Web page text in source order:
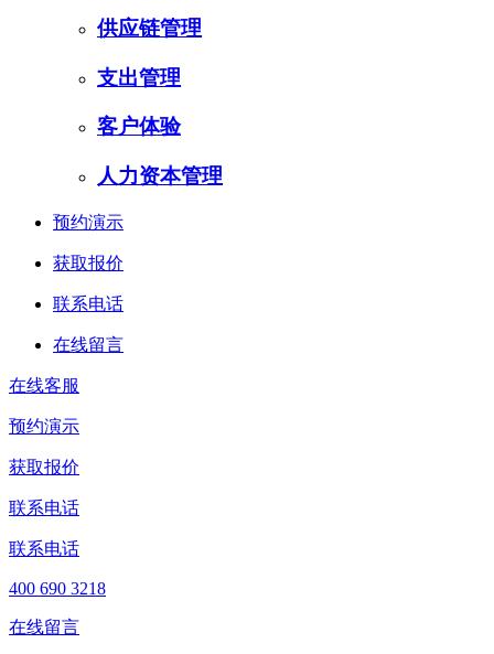
供应链管理
支出管理
客户体验
人力资本管理
预约演示
获取报价
联系电话
在线留言
在线客服
预约演示
获取报价
联系电话
联系电话
400 690 3218
在线留言